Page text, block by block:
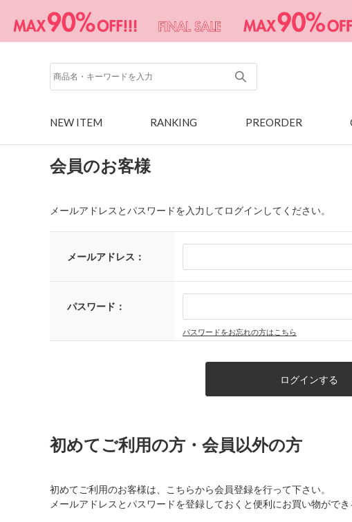
NEW ITEM RANKING PREORDER
会員のお客様
メールアドレスとパスワードを入力してログインしてください。
メールアドレス：
パスワード：
パスワードをお忘れの方はこちら
初めてご利用の方・会員以外の方
初めてご利用のお客様は、こちらから会員登録を行って下さい。
メールアドレスとパスワードを登録しておくと便利にお買い物ができ